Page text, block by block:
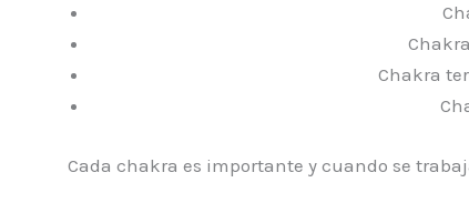
Chakra
Cada chakra es importante y cuando se